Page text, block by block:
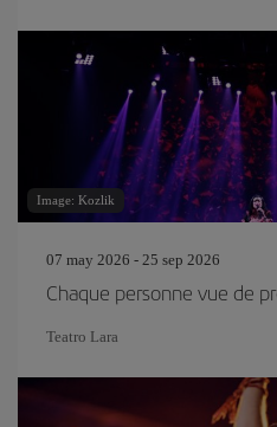
Image: Kozlik
07 may 2026 - 25 sep 2026
Chaque personne vue de
Teatro Lara